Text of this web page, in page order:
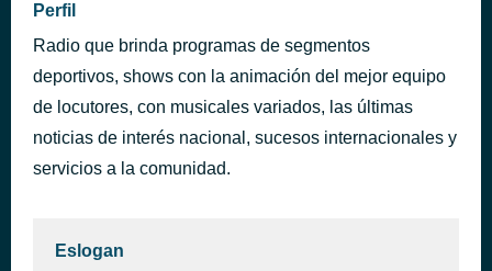
Imillatay
Damaris
Vengo Solterito
Los Apus Del Perú
hace 1 hora
Perfil
Radio que brinda programas de segmentos
deportivos, shows con la animación del mejor equipo
de locutores, con musicales variados, las últimas
noticias de interés nacional, sucesos internacionales y
servicios a la comunidad.
Eslogan